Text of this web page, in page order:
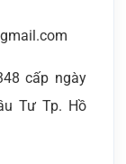
cấp ngày
Tư Tp. Hồ